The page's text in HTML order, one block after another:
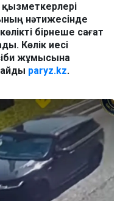
қызметкерлері
нәтижесінде
бірнеше сағат
Көлік иесі
жұмысына
paryz.kz.